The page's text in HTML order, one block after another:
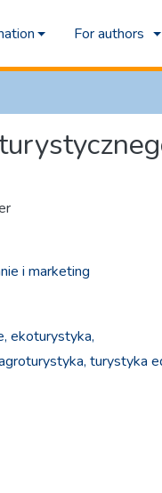
For authors
i marketing
ekoturystyka,
turystyka